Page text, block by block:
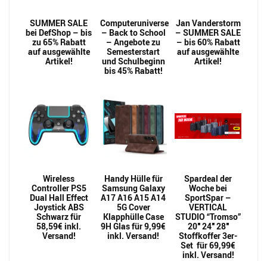
SUMMER SALE
bei DefShop – bis
zu 65% Rabatt
auf ausgewählte
Artikel!
Computeruniverse
– Back to School
– Angebote zu
Semesterstart
und Schulbeginn
bis 45% Rabatt!
Jan Vanderstorm
– SUMMER SALE
– bis 60% Rabatt
auf ausgewählte
Artikel!
Wireless
Controller PS5
Dual Hall Effect
Joystick ABS
Schwarz für
58,59€ inkl.
Versand!
Handy Hülle für
Samsung Galaxy
A17 A16 A15 A14
5G Cover
Klapphülle Case
9H Glas für 9,99€
inkl. Versand!
Spardeal der
Woche bei
SportSpar –
VERTICAL
STUDIO “Tromso”
20″ 24″ 28″
Stoffkoffer 3er-
Set für 69,99€
inkl. Versand!